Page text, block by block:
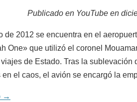
Publicado en YouTube en
de 2012 se encuentra en el
One» que utilizó el coronel
de Estado. Tras la sublevación
el caos, el avión se encargó la
→